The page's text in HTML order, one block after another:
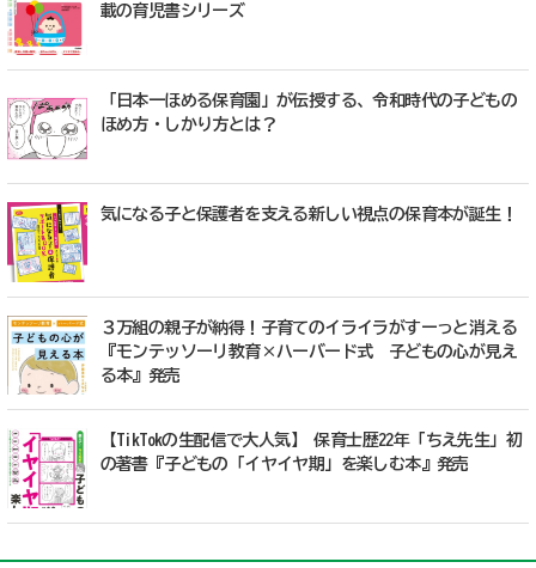
載の育児書シリーズ
「日本一ほめる保育園」が伝授する、令和時代の子どもの
ほめ方・しかり方とは？
気になる子と保護者を支える新しい視点の保育本が誕生！
３万組の親子が納得！子育てのイライラがすーっと消える
『モンテッソーリ教育×ハーバード式 子どもの心が見え
る本』発売
【TikTokの生配信で大人気】 保育士歴22年「ちえ先生」初
の著書『子どもの「イヤイヤ期」を楽しむ本』発売